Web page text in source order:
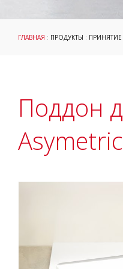
ГЛАВНАЯ : ПРОДУКТЫ :
Поддон